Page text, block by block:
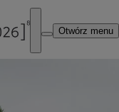
Otwórz menu